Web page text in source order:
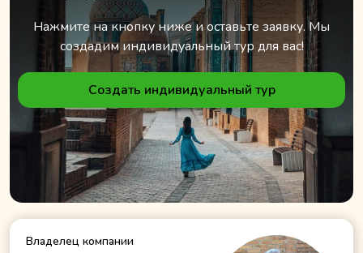
Нажмите на кнопку ниже и оставьте заявку. Мы
создадим индивидуальный тур для вас!
Создать индивидуальный тур
Владелец компании